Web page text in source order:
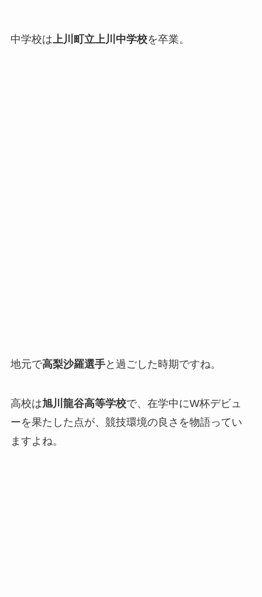
中学校は上川町立上川中学校を卒業。
地元で高梨沙羅選手と過ごした時期ですね。
高校は旭川龍谷高等学校で、在学中にW杯デビュ
ーを果たした点が、競技環境の良さを物語ってい
ますよね。